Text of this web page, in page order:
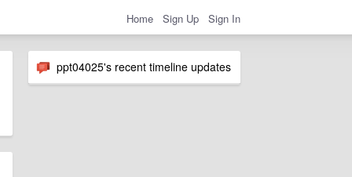
Home Sign Up Sign In
ppt04025's recent timeline updates